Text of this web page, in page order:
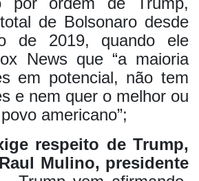
de Bolsonaro desde
de 2019, quando ele
News que “a maioria
em potencial, não tem
e nem quer o melhor ou
americano”;
respeito de Trump,
Mulino, presidente